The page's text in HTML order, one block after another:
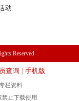
动
Reserved
查询 手机版
栏资料
止下载使用